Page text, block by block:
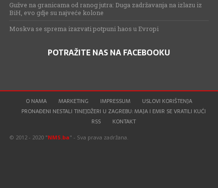
Gužve na granicama od ranog jutra: Duga zadržavanja na izlazu iz
BiH, evo gdje su najveće kolone
Moskva se sprema izazvati potpuni haos u Evropi
POTRAŽITE NAS NA FACEBOOKU
O NAMA MARKETING IMPRESSUM
USLOVI KORIŠTENJA
PRONAĐENI NESTALI TINEJDŽERI U ZAGREBU: MAJA I EMIR SE VRATILI KUĆI
RSS
KONTAKT
© 2012 - 2020 "NMS.ba" - Sva prava zadržana.